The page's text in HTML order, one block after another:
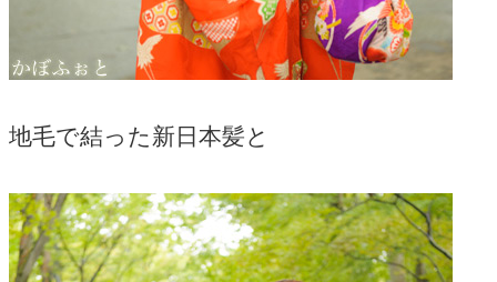
地毛で結った新日本髪と